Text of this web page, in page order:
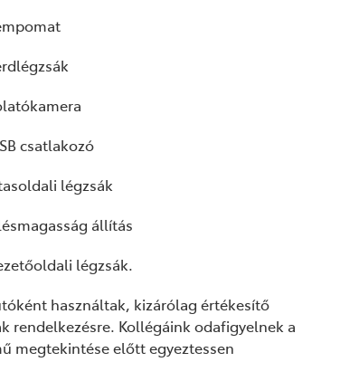
csatlakozó
légzsák
állítás
légzsák.
használtak, kizárólag értékesítő
rendelkezésre. Kollégáink odafigyelnek a
megtekintése előtt egyeztessen